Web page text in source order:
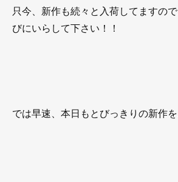
只今、新作も続々と入荷してますの
びにいらして下さい！！
では早速、本日もとびっきりの新作を